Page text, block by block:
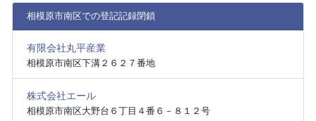
相模原市南区での登記記録閉鎖
有限会社丸平産業
相模原市南区下溝２６２７番地
株式会社エール
相模原市南区大野台６丁目４番６－８１２号